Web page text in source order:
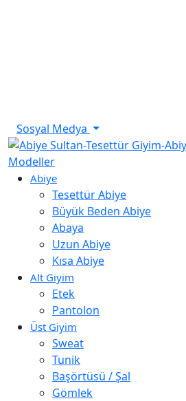
Sosyal Medya
Abiye
Tesettür Abiye
Büyük Beden Abiye
Abaya
Uzun Abiye
Kısa Abiye
Alt Giyim
Etek
Pantolon
Üst Giyim
Sweat
Tunik
Başörtüsü / Şal
Gömlek